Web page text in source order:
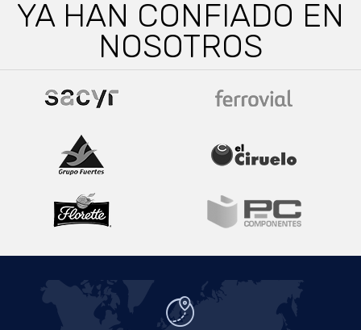
YA HAN CONFIADO EN
NOSOTROS